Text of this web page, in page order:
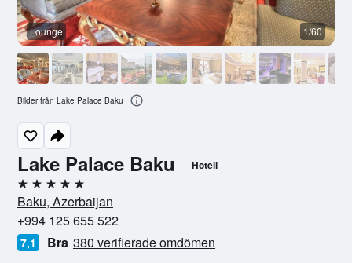
Lake Palace Baku Hotell
5 stjärnor
Baku, Azerbaijan
+994 125 655 522
7,1 Bra 380 verifierade omdömen
Lounge 1/60
Bilder från Lake Palace Baku